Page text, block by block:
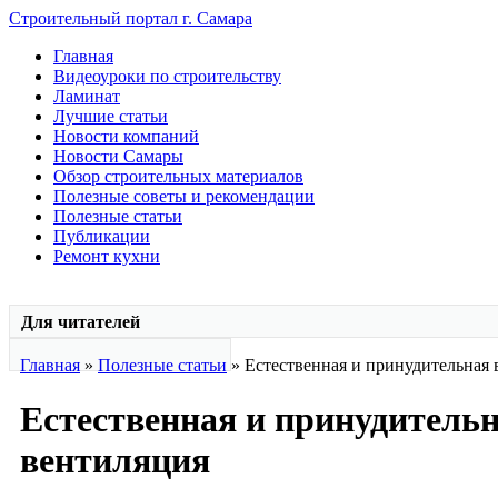
Строительный портал г. Самара
Главная
Видеоуроки по строительству
Ламинат
Лучшие статьи
Новости компаний
Новости Самары
Обзор строительных материалов
Полезные советы и рекомендации
Полезные статьи
Публикации
Ремонт кухни
Для читателей
Главная » Полезные статьи » Естественная и принудительная
Естественная и
вентиляция